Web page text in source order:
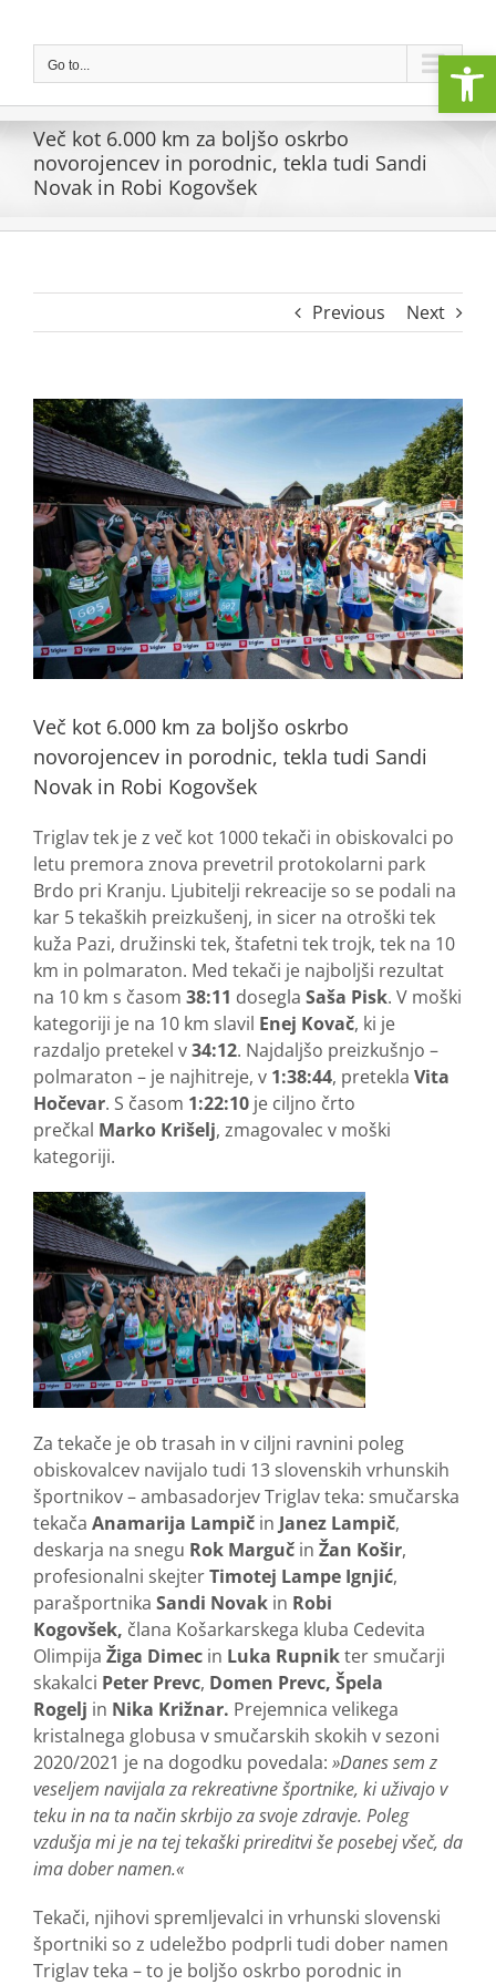
contentGo to...
Več kot 6.000 km za boljšo oskrbo
novorojencev in porodnic, tekla tudi Sandi
Novak in Robi Kogovšek
Previous Next
View
Larger
Image
Več kot 6.000 km za boljšo oskrbo
novorojencev in porodnic, tekla tudi Sandi
Novak in Robi Kogovšek
Triglav tek je z več kot 1000 tekači in obiskovalci po
letu premora znova prevetril protokolarni park
Brdo pri Kranju. Ljubitelji rekreacije so se podali na
kar 5 tekaških preizkušenj, in sicer na otroški tek
kuža Pazi, družinski tek, štafetni tek trojk, tek na 10
km in polmaraton. Med tekači je najboljši rezultat
na 10 km s časom 38:11 dosegla Saša Pisk. V moški
kategoriji je na 10 km slavil Enej Kovač, ki je
razdaljo pretekel v34:12. Najdaljšo preizkušnjo –
polmaraton – je najhitreje, v 1:38:44, pretekla Vita
Hočevar. S časom 1:22:10 je ciljno črto
prečkal Marko Krišelj, zmagovalec v moški
kategoriji.
Za tekače je ob trasah in v ciljni ravnini poleg
obiskovalcev navijalo tudi 13 slovenskih vrhunskih
športnikov – ambasadorjev Triglav teka: smučarska
tekača Anamarija Lampič in Janez Lampič,
deskarja na snegu Rok Marguč in Žan Košir,
profesionalni skejterTimotej Lampe Ignjić,
parašportnika Sandi Novak in Robi
Kogovšek, člana Košarkarskega kluba Cedevita
Olimpija Žiga Dimec in Luka Rupnikter smučarji
skakalci Peter Prevc, Domen Prevc, Špela
Rogelj in Nika Križnar. Prejemnica velikega
kristalnega globusa v smučarskih skokih v sezoni
2020/2021 je na dogodku povedala: »Danes sem z
veseljem navijala za rekreativne športnike, ki uživajo v
teku in na ta način skrbijo za svoje zdravje. Poleg
vzdušja mi je na tej tekaški prireditvi še posebej všeč, da
ima dober namen.«
Tekači, njihovi spremljevalci in vrhunski slovenski
športniki so z udeležbo podprli tudi dober namen
Triglav teka – to je boljšo oskrbo porodnic in